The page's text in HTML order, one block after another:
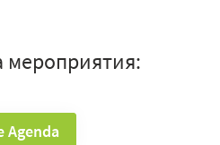
мероприятия:
Agenda